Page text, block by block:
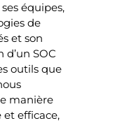
équipes,
de
et son
SOC
outils que
manière
efficace,